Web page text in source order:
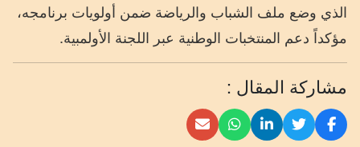
الذي وضع ملف الشباب والرياضة ضمن أولويات برنامجه،
مؤكداً دعم المنتخبات الوطنية عبر اللجنة الأولمبية.
مشاركة المقال :